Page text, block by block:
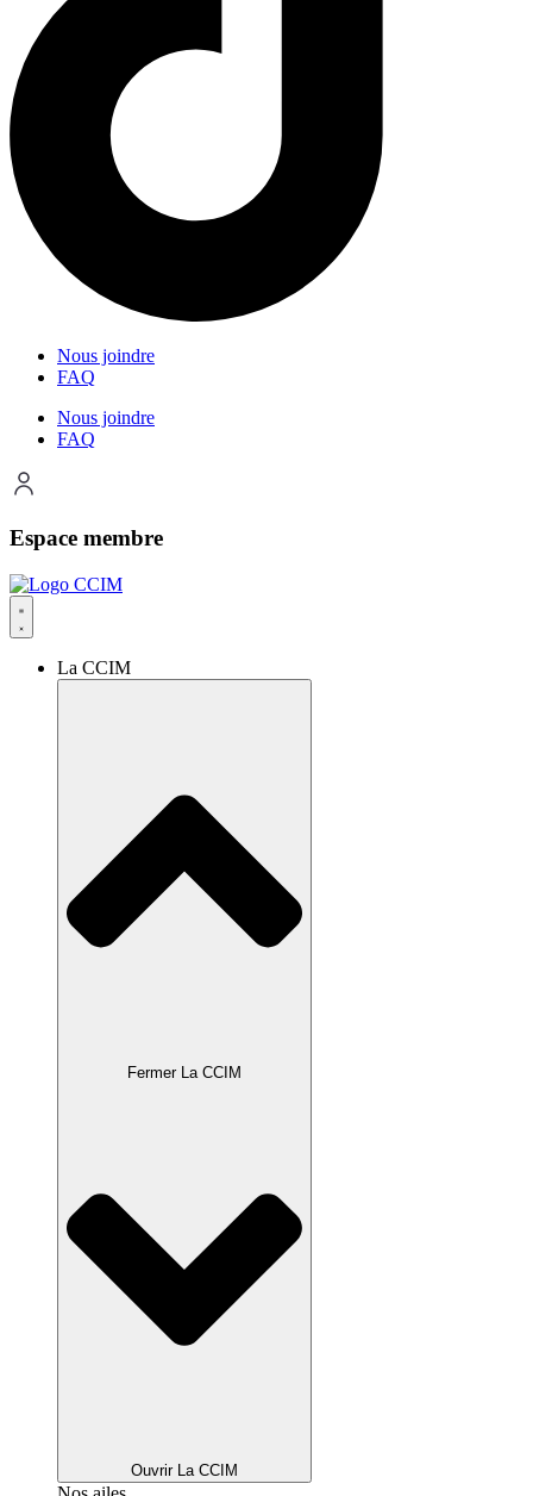
Nous joindre
FAQ
Nous joindre
FAQ
Espace membre
La CCIM
Fermer La CCIM
Ouvrir La CCIM